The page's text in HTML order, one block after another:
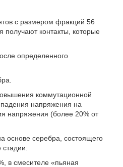
с размером фракций 56
получают контакты, которые
определенного
коммутационной
напряжения на
напряжения (более 20% от
основе серебра, состоящего
в смесителе «пьяная